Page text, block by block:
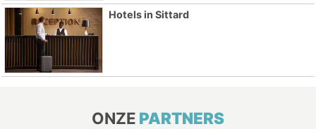
Hotels in Sittard
ONZE PARTNERS